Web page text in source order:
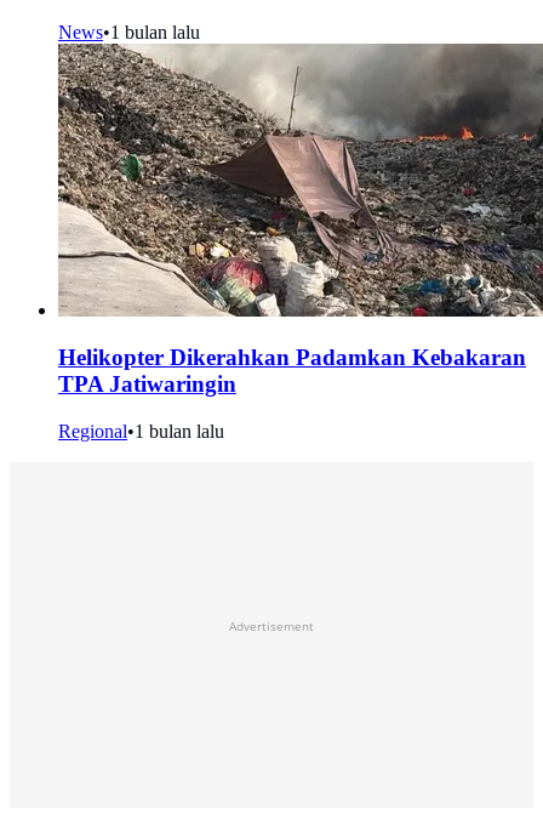
News•1 bulan lalu
Helikopter Dikerahkan Padamkan Kebakaran
TPA Jatiwaringin
Regional•1 bulan lalu
Advertisement